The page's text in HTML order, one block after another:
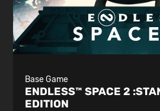
Base Game
ENDLESS™ SPACE 2 :
EDITION